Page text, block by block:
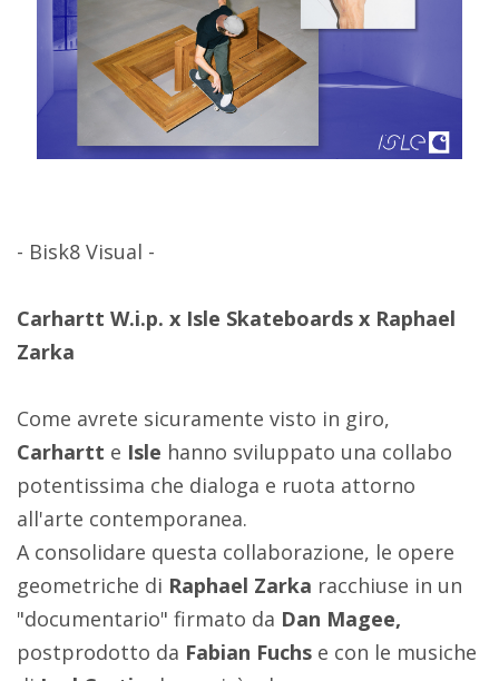
- Bisk8 Visual -
Carhartt W.i.p. x Isle Skateboards x Raphael
Zarka
Come avrete sicuramente visto in giro,
Carhartt e Isle hanno sviluppato una collabo
potentissima che dialoga e ruota attorno
all'arte contemporanea.
A consolidare questa collaborazione, le opere
geometriche di Raphael Zarka racchiuse in un
"documentario" firmato da Dan Magee,
postprodotto da Fabian Fuchs e con le musiche